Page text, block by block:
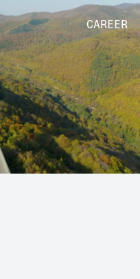
CAREER